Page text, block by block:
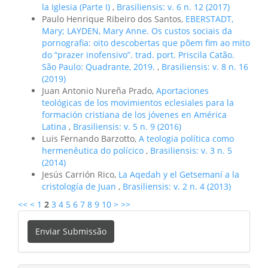
la Iglesia (Parte I) , Brasiliensis: v. 6 n. 12 (2017)
Paulo Henrique Ribeiro dos Santos, EBERSTADT,
Mary; LAYDEN, Mary Anne. Os custos sociais da
pornografia: oito descobertas que põem fim ao mito
do “prazer inofensivo”. trad. port. Priscila Catão.
São Paulo: Quadrante, 2019. , Brasiliensis: v. 8 n. 16
(2019)
Juan Antonio Nureña Prado, Aportaciones
teológicas de los movimientos eclesiales para la
formación cristiana de los jóvenes en América
Latina , Brasiliensis: v. 5 n. 9 (2016)
Luis Fernando Barzotto, A teologia política como
hermenêutica do polícico , Brasiliensis: v. 3 n. 5
(2014)
Jesús Carrión Rico, La Aqedah y el Getsemaní a la
cristología de Juan , Brasiliensis: v. 2 n. 4 (2013)
<< < 1 2 3 4 5 6 7 8 9 10 > >>
Enviar
Submissão
Enviar Submissão